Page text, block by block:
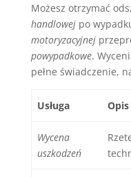
Możesz otrzymać
handlowejpo
motoryzacyjnej
powypadkowe.
pełne świadczenie,
Usługa Opis
Wycena
uszkodzeń